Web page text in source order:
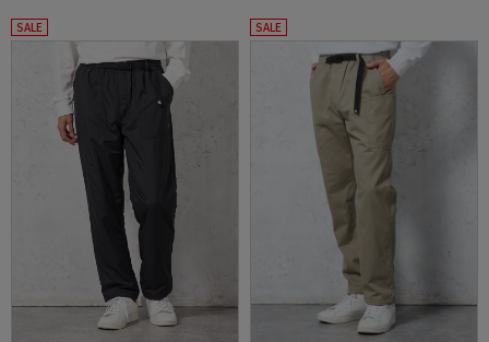
SALE SALE